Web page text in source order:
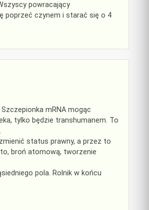
powracający
poprzeć czynem i starać się o 4
mRNA mogąc
tylko będzie transhumanem. To
status prawny, a przez to
broń atomową, tworzenie
pola. Rolnik w końcu